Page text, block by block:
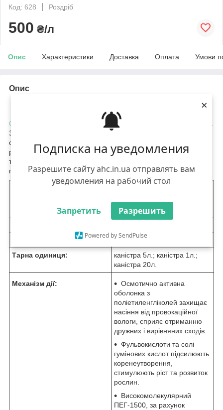
Подписка на уведомления
Разрешите сайту ahc.in.ua отправлять вам
уведомления на рабочий стол
Запретить Разрешить
Powered by SendPulse
×
Код: 628
Роздріб
500 ₴/л
Опис Характеристики Доставка Оплата Умови
Опис
Стимулятор росту для обробки насіння
та вегетуючих рослин.
Завдяки впливу на фізіологічні процеси, препарат сприяє
отриманню дружних та вирівняних сходів, підвищує стійкість
рослин до несприятливих факторів (високі та низькі
температури, низький рівень вологості повітря, обробка
пестицидами).
л; фульвокислоти та солі
гумінових кислот, 4 г/л
рідина
Тарна одиниця:
каністра 5л.; каністра 1л.;
каністра 20л.
Механізм дії:
Осмотично активна
оболонка з
поліетиленгліколей захищає
насіння від провокаційної
вологи, сприяє отриманню
дружних і вирівняних сходів.
Фульвокислоти та солі
гумінових кислот підсилюють
коренеутворення,
стимулюють ріст та розвиток
рослин.
Високомолекулярний
ПЕГ-1500, за рахунок